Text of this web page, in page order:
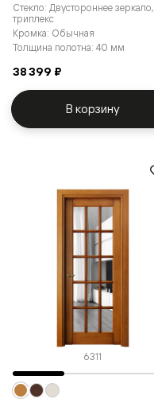
Стекло: Двустороннее зеркало,
триплекс
Кромка: Обычная
Толщина полотна: 40 мм
38 399 ₽
В корзину
6311